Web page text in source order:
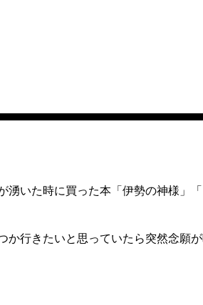
湧いた時に買った本「伊勢の神様」
か行きたいと思っていたら突然念願